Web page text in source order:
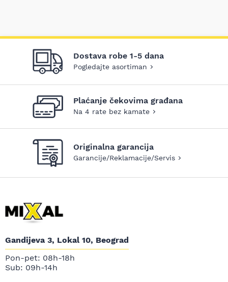
Dostava robe 1-5 dana
Pogledajte asortiman
Plaćanje čekovima građana
Na 4 rate bez kamate
Originalna garancija
Garancije/Reklamacije/Servis
Gandijeva 3, Lokal 10, Beograd
Pon-pet: 08h-18h
Sub: 09h-14h